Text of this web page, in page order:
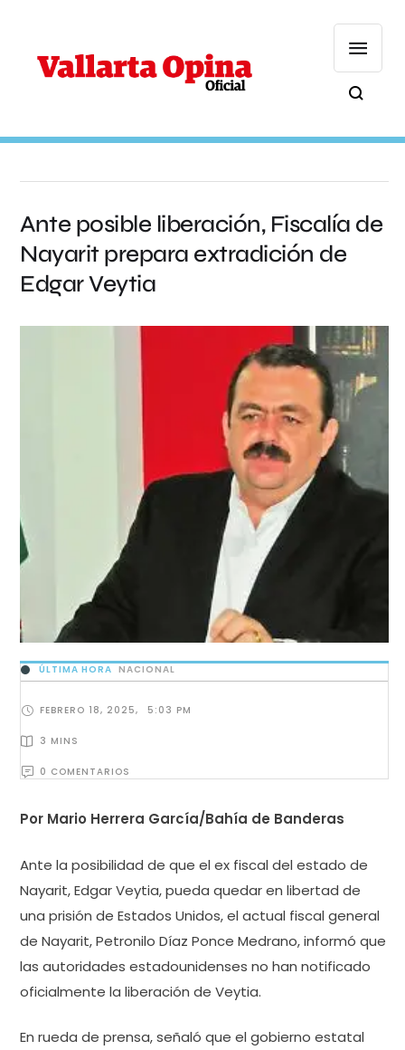
Ante posible liberación, Fiscalía de
Nayarit prepara extradición de
Edgar Veytia
ÚLTIMA HORA NACIONAL
FEBRERO 18, 2025, 5:03 PM
3 MINS
0 COMENTARIOS
Por Mario Herrera García/Bahía de Banderas
Ante la posibilidad de que el ex fiscal del estado de
Nayarit, Edgar Veytia, pueda quedar en libertad de
una prisión de Estados Unidos, el actual fiscal general
de Nayarit, Petronilo Díaz Ponce Medrano, informó que
las autoridades estadounidenses no han notificado
oficialmente la liberación de Veytia.
En rueda de prensa, señaló que el gobierno estatal